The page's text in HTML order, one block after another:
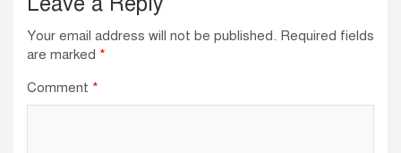
Your email address will not be published. Required fields
are marked *
Comment *